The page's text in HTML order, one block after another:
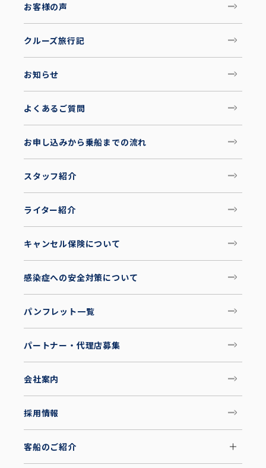
お客様の声
クルーズ旅行記
お知らせ
よくあるご質問
お申し込みから乗船までの流れ
スタッフ紹介
ライター紹介
キャンセル保険について
感染症への安全対策について
パンフレット一覧
パートナー・代理店募集
会社案内
採用情報
客船のご紹介